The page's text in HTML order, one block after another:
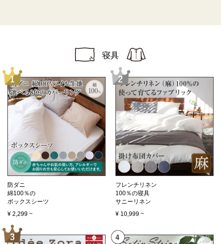
寝具
防ダニ
綿100％の
ボックスシーツ
¥ 2,299 ~
フレンチリネン
100％の寝具
サニーリネン
¥ 10,999 ~